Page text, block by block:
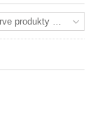
Nejprve produkty skladem